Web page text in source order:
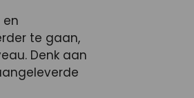
en
te gaan,
Denk aan